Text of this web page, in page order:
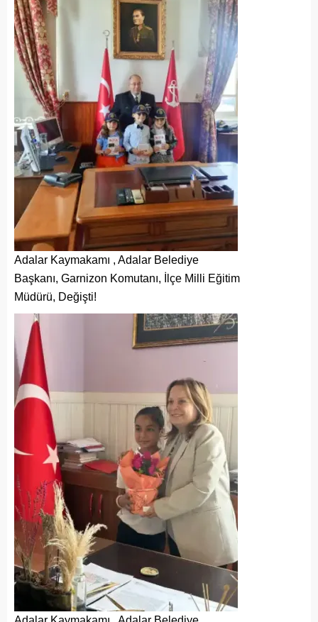
Adalar Kaymakamı , Adalar Belediye
Başkanı, Garnizon Komutanı, İlçe Milli Eğitim
Müdürü, Değişti!